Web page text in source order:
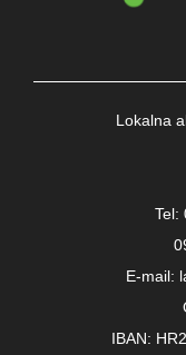
Lokalna
Tel:
E-mail:
IBAN: